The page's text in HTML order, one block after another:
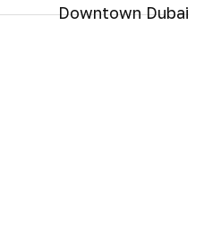
Downtown Dubai